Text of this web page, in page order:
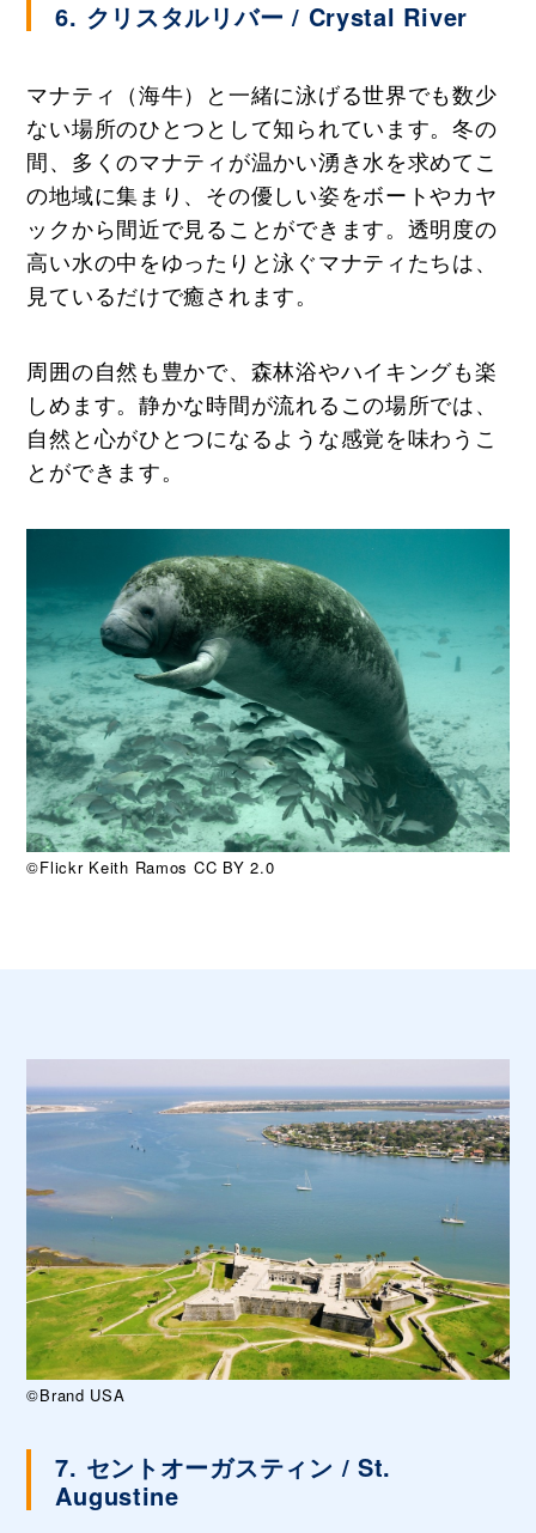
6. クリスタルリバー / Crystal River
マナティ（海牛）と一緒に泳げる世界でも数少
ない場所のひとつとして知られています。冬の
間、多くのマナティが温かい湧き水を求めてこ
の地域に集まり、その優しい姿をボートやカヤ
ックから間近で見ることができます。透明度の
高い水の中をゆったりと泳ぐマナティたちは、
見ているだけで癒されます。
周囲の自然も豊かで、森林浴やハイキングも楽
しめます。静かな時間が流れるこの場所では、
自然と心がひとつになるような感覚を味わうこ
とができます。
©Flickr Keith Ramos CC BY 2.0
©Brand USA
7. セントオーガスティン / St.
Augustine